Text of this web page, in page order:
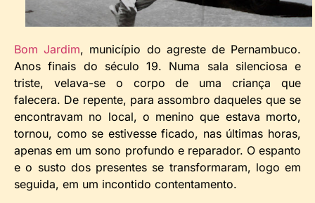
Bom Jardim, município do agreste de Pernambuco.
Anos finais do século 19. Numa sala silenciosa e
triste, velava-se o corpo de uma criança que
falecera. De repente, para assombro daqueles que se
encontravam no local, o menino que estava morto,
tornou, como se estivesse ficado, nas últimas horas,
apenas em um sono profundo e reparador. O espanto
e o susto dos presentes se transformaram, logo em
seguida, em um incontido contentamento.